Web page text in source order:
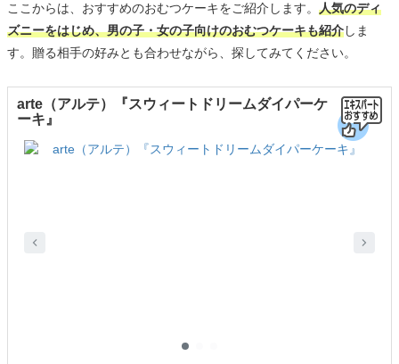
ここからは、おすすめのおむつケーキをご紹介します。 人気のディ
ズニーをはじめ、男の子・女の子向けのおむつケーキも紹介しま
す。贈る相手の好みとも合わせながら、探してみてください。
arte（アルテ）『スウィートドリームダイパーケ
ーキ』